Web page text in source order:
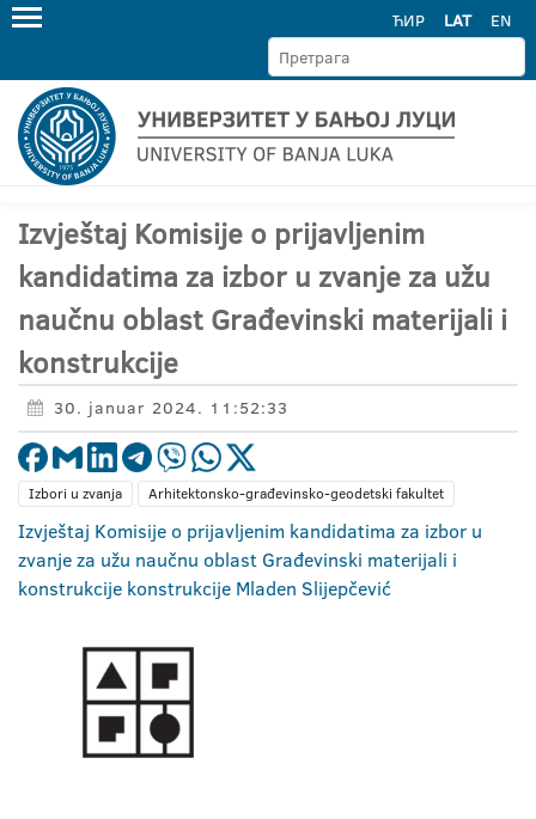
ЋИР LAT EN
Izvještaj Komisije o prijavljenim
kandidatima za izbor u zvanje za užu
naučnu oblast Građevinski materijali i
konstrukcije
30. januar 2024. 11:52:33
Izbori u zvanja Arhitektonsko-građevinsko-geodetski fakultet
Izvještaj Komisije o prijavljenim kandidatima za izbor u
zvanje za užu naučnu oblast Građevinski materijali i
konstrukcije konstrukcije Mladen Slijepčević